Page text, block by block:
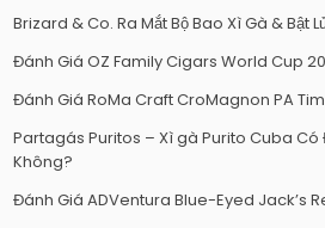
Brizard & Co. Ra Mắt Bộ Bao Xì Gà & Bật
Đánh Giá OZ Family Cigars World Cup
Đánh Giá RoMa Craft CroMagnon PA
Partagás Puritos – Xì gà Purito Cuba
Không?
Đánh Giá ADVentura Blue-Eyed Jack’s